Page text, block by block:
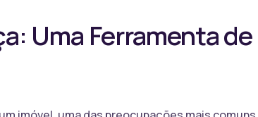
Uma Ferramenta